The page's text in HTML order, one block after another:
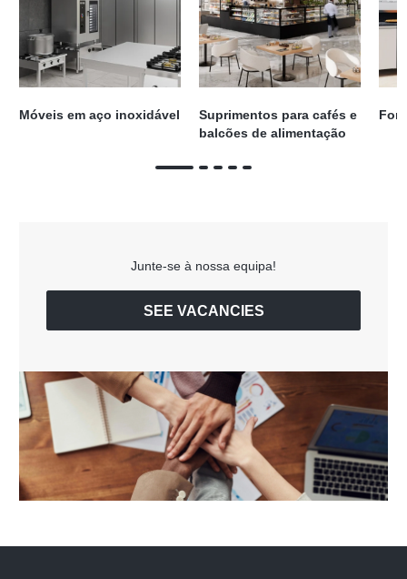
Móveis em aço inoxidável
Suprimentos para cafés e
balcões de alimentação
Junte-se à nossa equipa!
SEE VACANCIES